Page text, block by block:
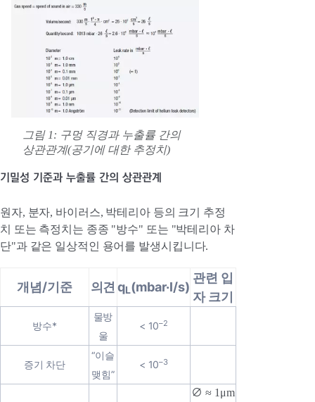
그림 1: 구멍 직경과 누출률 간의
상관관계(공기에 대한 추정치)
기밀성 기준과 누출률 간의 상관관계
원자, 분자, 바이러스, 박테리아 등의 크기 추정
치 또는 측정치는 종종 "방수" 또는 "박테리아 차
단"과 같은 일상적인 용어를 발생시킵니다.
개념/기준 의견 qL(mbar·l/s)
관련 입
자 크기
방수*
물방
울
< 10–2
증기 차단
“이슬
맺힘”
< 10–3
∅ ≈ 1μm